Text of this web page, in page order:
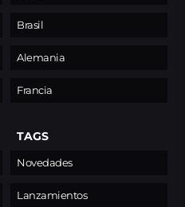
Brasil
Alemania
Francia
TAGS
Novedades
Lanzamientos